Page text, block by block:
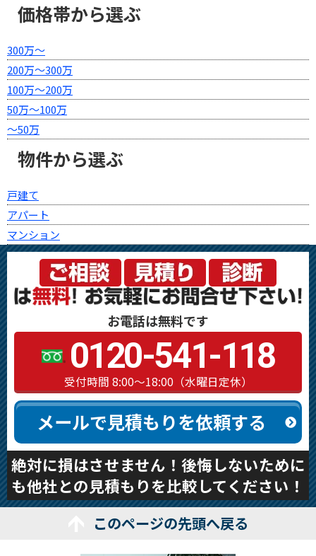
価格帯から選ぶ
300万～
200万～300万
100万～200万
50万～100万
～50万
物件から選ぶ
戸建て
アパート
マンション
お電話は無料です
0120-541-118
受付時間 8:00～18:00（水曜日定休）
メールで見積もりを依頼する
絶対に損はさせません！後悔しないために
も他社との見積もりを比較してください！
このページの先頭へ戻る